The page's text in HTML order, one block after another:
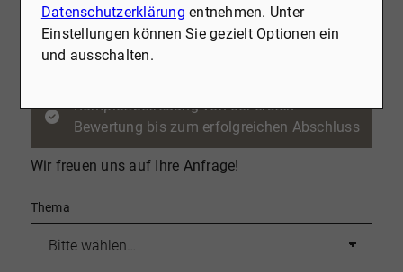
Maximale Verkaufsergebnisse durch
maßgeschneiderte Vermarktung
Komplettbetreuung von der ersten
Bewertung bis zum erfolgreichen Abschluss
Wir freuen uns auf Ihre Anfrage!
Thema
Datenschutzerklärung entnehmen. Unter
Einstellungen können Sie gezielt Optionen ein
und ausschalten.